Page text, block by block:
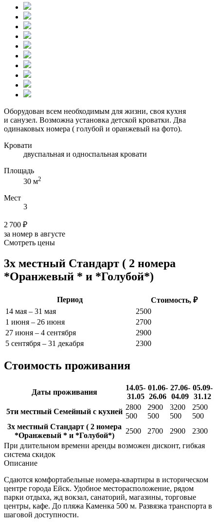
Оборудован всем необходимым для жизни, своя кухня
и санузел. Возможна установка детской кроватки. Два
одинаковых номера ( голубой и оранжевый на фото).
Кровати
двуспальная и односпальная кровати
Площадь
30 м2
Мест
3
2 700 ₽
за номер в августе
Смотреть цены
3х местный Стандарт ( 2 номера
*Оранжевый * и *Голубой*)
Период
Стоимость, ₽
14 мая – 31 мая
2500
1 июня – 26 июня
2700
27 июня – 4 сентября
2900
5 сентября – 31 декабря
2300
Стоимость проживания
Даты проживания
14.05-
31.05
01.06-
26.06
27.06-
04.09
05.09-
31.12
5ти местный Семейный с кухней
2800
500
2900
500
3200
500
2500
500
3х местный Стандарт ( 2 номера
*Оранжевый * и *Голубой*)
2500 2700 2900
2300
При длительном времени аренды возможен дисконт, гибкая
система скидок
Описание
Сдаются комфортабельные номера-квартиры в историческом
центре города Ейск. Удобное месторасположение, рядом
парки отдыха, жд вокзал, санаторий, магазины, торговые
центры, кафе. До пляжа Каменка 500 м. Развязка транспорта в
шаговой доступности.